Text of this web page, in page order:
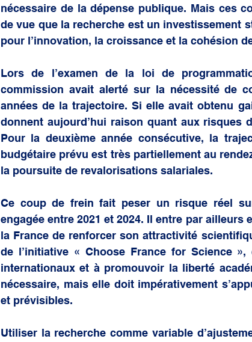
nécessaire de la dépense publique. Mais ces
de vue que la recherche est un investissement
pour l’innovation, la croissance et la cohésion
Lors de l’examen de la loi de
commission avait alerté sur la nécessité de
années de la trajectoire. Si elle avait obtenu
donnent aujourd’hui raison quant aux risques
Pour la deuxième année consécutive, la
budgétaire prévu est très partiellement au
la poursuite de revalorisations salariales.
Ce coup de frein fait peser un risque réel
engagée entre 2021 et 2024. Il entre par ailleurs
la France de renforcer son attractivité
de l’initiative « Choose France for Science
internationaux et à promouvoir la liberté
nécessaire, mais elle doit impérativement
et prévisibles.
Utiliser la recherche comme variable